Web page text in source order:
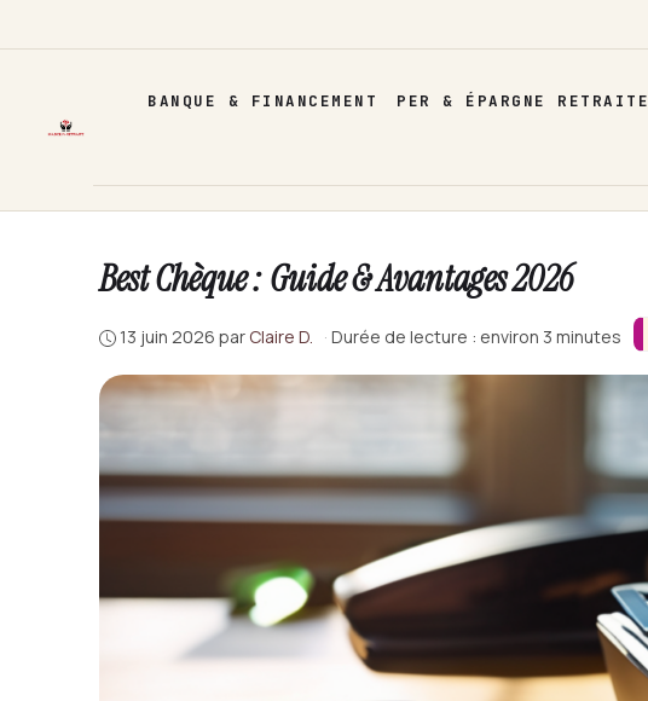
au
BANQUE & FINANCEMENT PER & ÉPARGNE RETRAITE
Best Chèque : Guide & Avantages 2026
13 juin 2026 par Claire D. · Durée de lecture : environ 3 minutes